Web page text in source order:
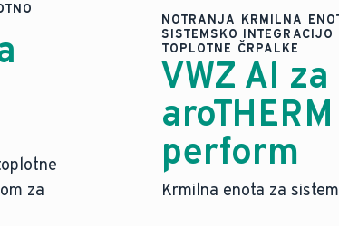
za
NOTRANJA KRMILNA
SISTEMSKO INTEGRACIJO
TOPLOTNE ČRPALKE
VWZ AI za
aroTHERM
perform
Krmilna enota za